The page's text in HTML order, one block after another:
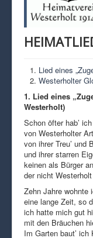
IMPRESSUM
DATENSCHUTZ
Lied eines
Westerholter
1. Lied eines
Westerholt)
Schon öfter hab’
von Westerholter
von ihrer Treu’ und
und ihrer starren
keinen als Bürger
der nicht
Zehn Jahre wohnte
eine lange Zeit, so
ich hatte mich gut
mit den Bräuchen
Im Garten baut’